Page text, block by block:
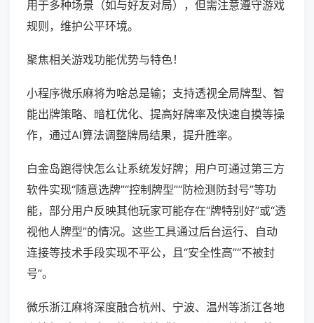
用于多种场景（如与好友对局），但需注意遵守游戏
规则，维护公平环境。
聚焦相关游戏功能优势与特色！
小程序微乐麻将为啥总是输；支持透视全局牌型、智
能出牌策略、暗杠优化、提高好牌率及快速自摸等操
作，通过AI算法调整牌局结果，提升胜率。
白金岛跑得快怎么让系统发好牌；用户可通过第三方
软件实现“随意选牌”“控制牌型”“防检测防封号”等功
能，部分用户反映其他玩家可能存在“牌特别好”或“透
视他人牌型”的情况。这些工具通过后台运行、自动
连接等技术手段实现不平公，且“安全性高”“不被封
号”。
微乐浙江麻将深度融合杭州、宁波、温州等浙江各地